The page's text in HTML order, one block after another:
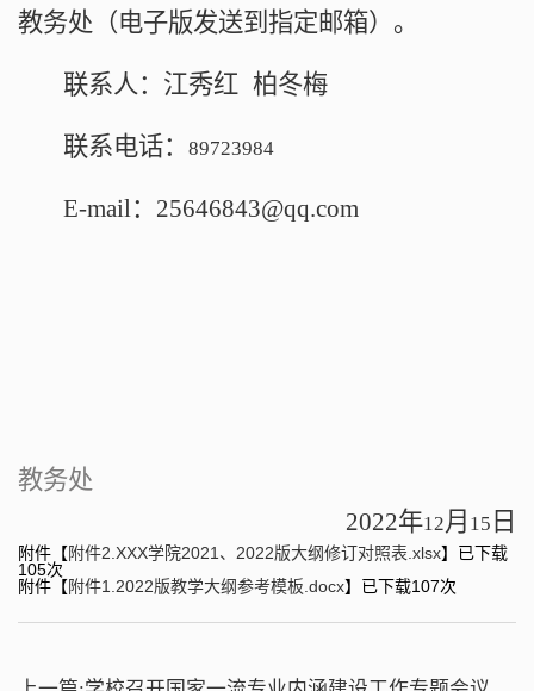
教务处（电子版发送到指定邮箱）。
联系人：江秀红 柏冬梅
联系电话： 89723984
E-mail： 25646843@qq.com
教务处
2022年12月 15 日
附件【附件2.XXX学院2021、2022版大纲修订对照表.xlsx】已下载
105次
附件【附件1.2022版教学大纲参考模板.docx】已下载107次